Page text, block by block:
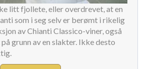
litt fjollete, eller overdrevet, at en
som i seg selv er berømt i rikelig
av Chianti Classico-viner, også
grunn av en slakter. Ikke desto